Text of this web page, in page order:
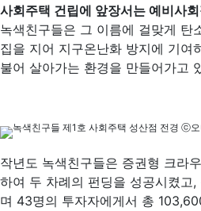
사회주택 건립에 앞장서는 예비사
녹색친구들은 그 이름에 걸맞게 탄
집을 지어 지구온난화 방지에 기여
불어 살아가는 환경을 만들어가고
녹색친구들 제1호 사회주택 성산점 전경 ⓒ
작년도 녹색친구들은 증권형 크라
하여 두 차례의 펀딩을 성공시켰고
며 43명의 투자자에게서 총